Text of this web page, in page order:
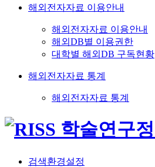
해외전자자료 이용안내
해외전자자료 이용안내
해외DB별 이용권한
대학별 해외DB 구독현황
해외전자자료 통계
해외전자자료 통계
검색환경설정